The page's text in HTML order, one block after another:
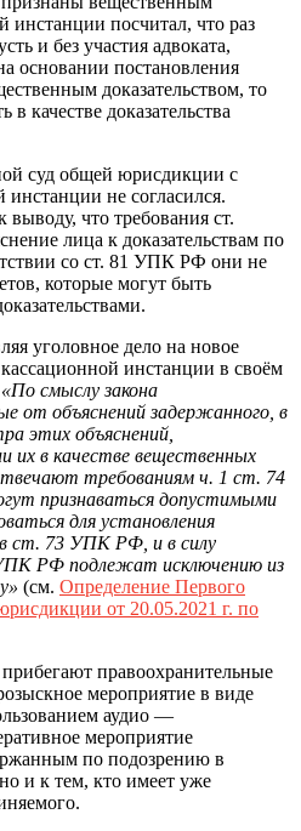
инстанции посчитал, что раз
и без участия адвоката,
основании постановления
доказательством, то
качестве доказательства
суд общей юрисдикции с
не согласился.
что требования ст.
лица к доказательствам по
со ст. 81 УПК РФ они не
которые могут быть
уголовное дело на новое
инстанции в своём
«По смыслу закона
от объяснений задержанного, в
этих объяснений,
их в качестве вещественных
требованиям ч. 1 ст. 74
признаваться допустимыми
для установления
ст. 73 УПК РФ, и в силу
РФ подлежат исключению из
(см. Определение Первого
от 20.05.2021 г. по
правоохранительные
мероприятие в виде
аудио —
мероприятие
по подозрению в
и к тем, кто имеет уже